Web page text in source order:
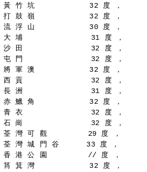
黃 竹 坑            32 度 ，
打 鼓 嶺            32 度 ，
流 浮 山            30 度 ，
大 埔               31 度 ，
沙 田               32 度 ，
屯 門               32 度 ，
將 軍 澳            32 度 ，
西 貢               32 度 ，
長 洲               31 度 ，
赤 鱲 角            32 度 ，
青 衣               32 度 ，
石 崗               32 度 ，
荃 灣 可 觀         29 度 ，
荃 灣 城 門 谷      33 度 ，
香 港 公 園         // 度 ，
筲 箕 灣            32 度 ，